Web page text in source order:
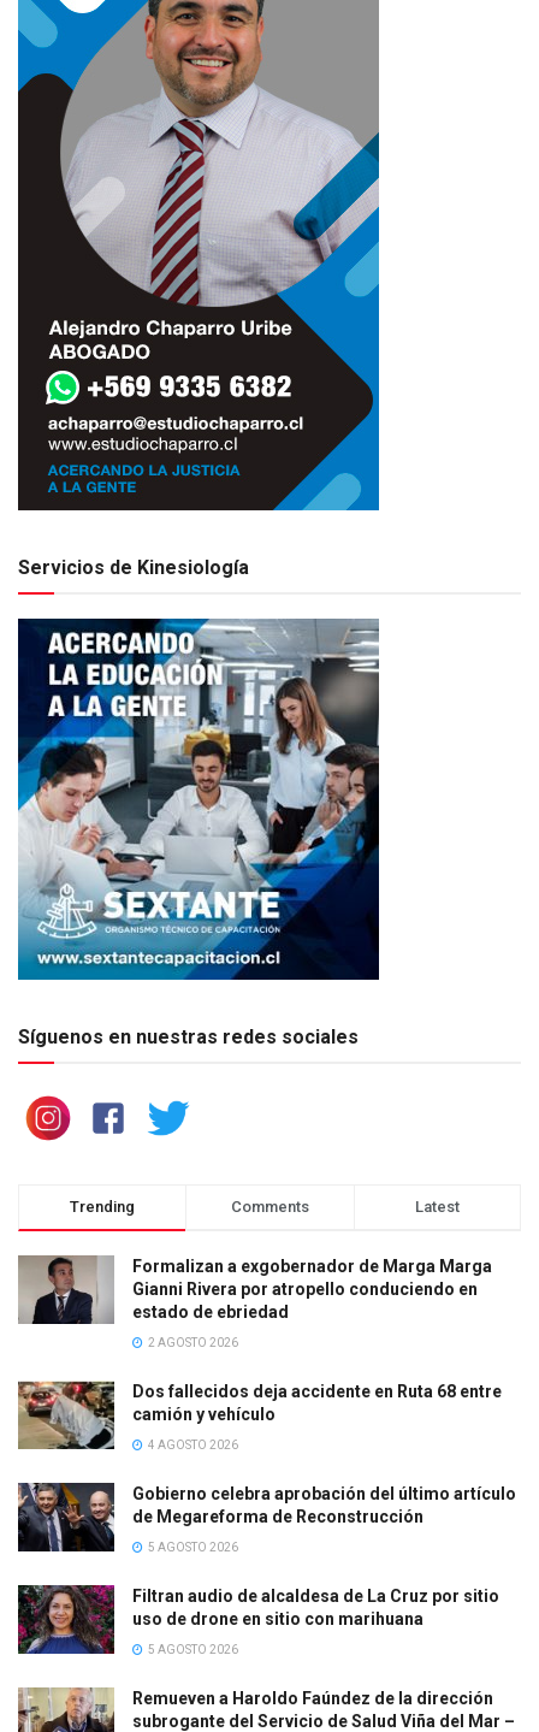
Servicios de Kinesiología
Síguenos en nuestras redes sociales
Trending Comments Latest
Formalizan a exgobernador de Marga Marga
Gianni Rivera por atropello conduciendo en
estado de ebriedad
2 AGOSTO 2026
Dos fallecidos deja accidente en Ruta 68 entre
camión y vehículo
4 AGOSTO 2026
Gobierno celebra aprobación del último artículo
de Megareforma de Reconstrucción
5 AGOSTO 2026
Filtran audio de alcaldesa de La Cruz por sitio
uso de drone en sitio con marihuana
5 AGOSTO 2026
Remueven a Haroldo Faúndez de la dirección
subrogante del Servicio de Salud Viña del Mar –